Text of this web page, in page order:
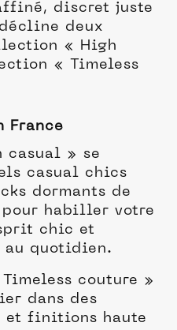
discret juste
deux
« High
« Timeless
France
casual » se
casual chics
dormants de
pour habiller votre
chic et
quotidien.
couture »
dans des
et finitions haute